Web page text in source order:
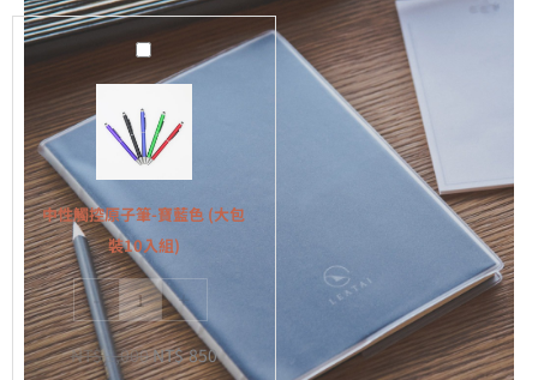
中
性
觸
控
原
子
筆-
寶
藍
色
(大
中性觸控原子筆-寶藍色 (大包
裝10入組)
- +
NT$1,000NT$850